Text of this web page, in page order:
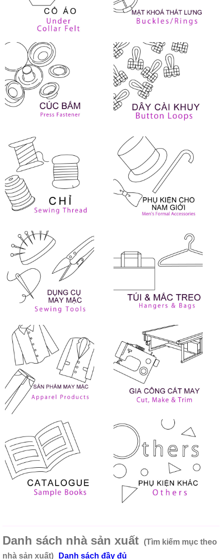
Danh sách nhà sản xuất (Tìm kiếm mục theo
nhà sản xuất)
Danh sách đầy đủ